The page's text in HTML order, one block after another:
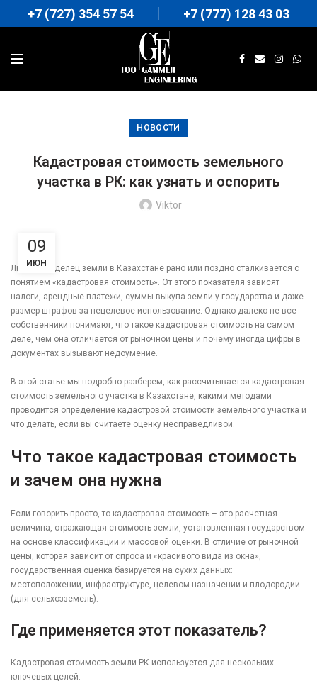
+7 (727) 354 57 54 +7 (777) 128 43 03
НОВОСТИ
Кадастровая стоимость земельного
участка в РК: как узнать и оспорить
Viktor
09
ИЮН
Любой владелец земли в Казахстане рано или поздно сталкивается с
понятием «кадастровая стоимость». От этого показателя зависят
налоги, арендные платежи, суммы выкупа земли у государства и даже
размер штрафов за нецелевое использование. Однако далеко не все
собственники понимают, что такое кадастровая стоимость на самом
деле, чем она отличается от рыночной цены и почему иногда цифры в
документах вызывают недоумение.
В этой статье мы подробно разберем, как рассчитывается кадастровая
стоимость земельного участка в Казахстане, какими методами
проводится определение кадастровой стоимости земельного участка и
что делать, если вы считаете оценку несправедливой.
Что такое кадастровая стоимость
и зачем она нужна
Если говорить просто, то кадастровая стоимость – это расчетная
величина, отражающая стоимость земли, установленная государством
на основе классификации и массовой оценки. В отличие от рыночной
цены, которая зависит от спроса и «красивого вида из окна»,
государственная оценка базируется на сухих данных:
местоположении, инфраструктуре, целевом назначении и плодородии
(для сельхозземель).
Где применяется этот показатель?
Кадастровая стоимость земли РК используется для нескольких
ключевых целей: